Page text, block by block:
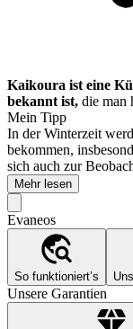
Kaikoura ist eine
bekannt ist, die man
Mein Tipp
In der Winterzeit
bekommen,
sich auch zur
Mehr lesen
Evaneos
So funktioniert’s
Unsere Garantien